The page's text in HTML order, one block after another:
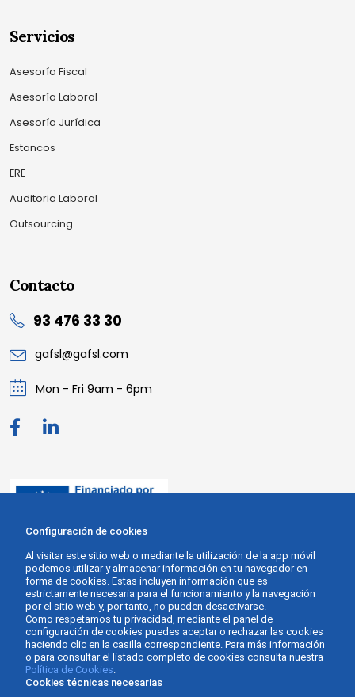
Servicios
Asesoría Fiscal
Asesoría Laboral
Asesoría Jurídica
Estancos
ERE
Auditoria Laboral
Outsourcing
Contacto
93 476 33 30
gafsl@gafsl.com
Mon - Fri 9am - 6pm
Configuración de cookies
Al visitar este sitio web o mediante la utilización de la app móvil
podemos utilizar y almacenar información en tu navegador en
forma de cookies. Estas incluyen información que es
estrictamente necesaria para el funcionamiento y la navegación
por el sitio web y, por tanto, no pueden desactivarse.
Como respetamos tu privacidad, mediante el panel de
configuración de cookies puedes aceptar o rechazar las cookies
haciendo clic en la casilla correspondiente. Para más información
o para consultar el listado completo de cookies consulta nuestra
Política de Cookies.
Cookies técnicas necesarias